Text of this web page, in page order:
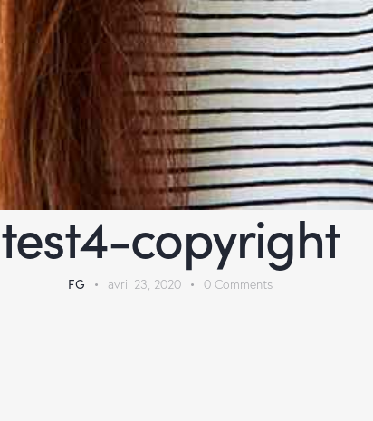
test4-copyright
FG avril 23, 2020 0 Comments